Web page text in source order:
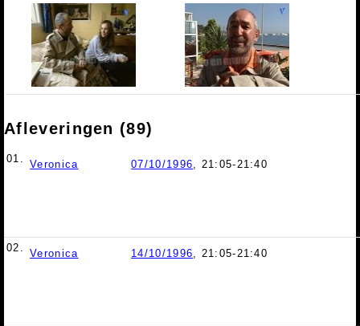
Afleveringen (89)
01. Veronica 07/10/1996, 21:05-21:40
02. Veronica 14/10/1996, 21:05-21:40